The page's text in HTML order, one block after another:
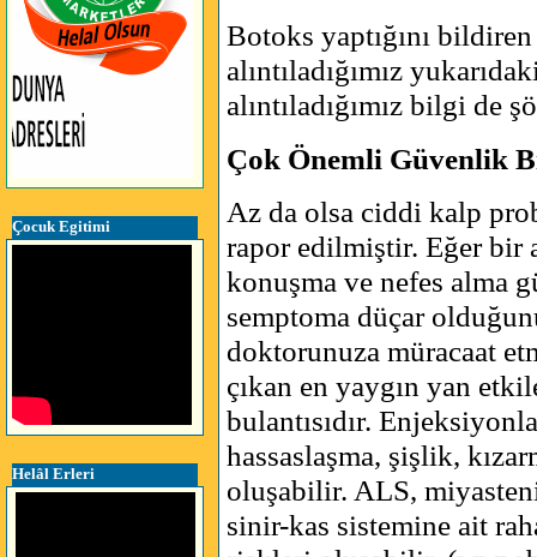
Çocuk Egitimi
Helâl Erleri
Botoks yaptığını
alıntıladığımız
alıntıladığımız bilgi de
Çok Önemli Güvenlik
Az da olsa ciddi kalp
rapor edilmiştir. Eğer bir
konuşma ve nefes alma
semptoma düçar
doktorunuza müracaat
çıkan en yaygın yan
bulantısıdır.
hassaslaşma, şişlik,
oluşabilir. ALS,
sinir-kas sistemine ait